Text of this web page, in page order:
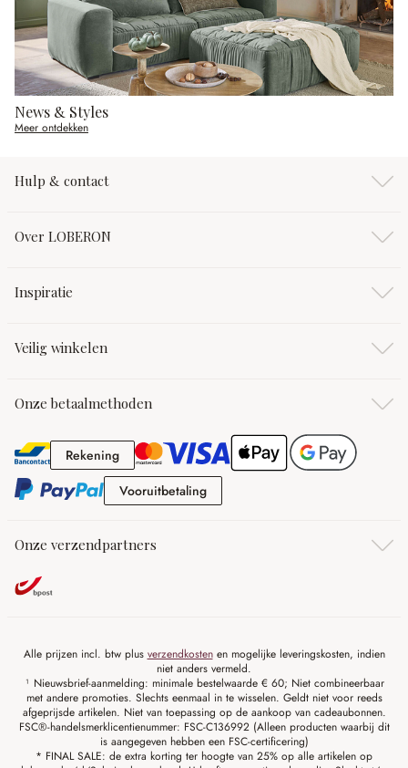
News & Styles
Meer ontdekken
Hulp & contact
Over LOBERON
Inspiratie
Veilig winkelen
Onze betaalmethoden
RekeningRekening
VooruitbetalingVooruitbetaling
Onze verzendpartners
Alle prijzen incl. btw plus verzendkostenen mogelijke leveringskosten, indien
niet anders vermeld.
¹ Nieuwsbrief-aanmelding: minimale bestelwaarde € 60; Niet combineerbaar
met andere promoties. Slechts eenmaal in te wisselen. Geldt niet voor reeds
afgeprijsde artikelen. Niet van toepassing op de aankoop van cadeaubonnen.
FSC®-handelsmerklicentienummer: FSC-C136992 (Alleen producten waarbij dit
is aangegeven hebben een FSC-certificering)
* FINAL SALE: de extra korting ter hoogte van 25% op alle artikelen op